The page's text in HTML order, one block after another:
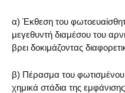
α) Έκθεση του
μεγεθυντή διαμέσου του
βρει δοκιμάζοντας
β) Πέρασμα του
χημικά στάδια της